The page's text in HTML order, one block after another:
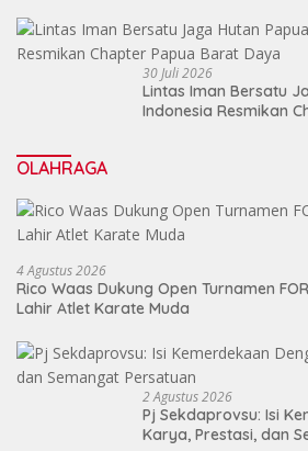
30 Juli 2026
Lintas Iman Bersatu
Indonesia Resmikan
OLAHRAGA
4 Agustus 2026
Rico Waas Dukung Open Turnamen
Lahir Atlet Karate Muda
2 Agustus 2026
Pj Sekdaprovsu: Isi
Karya, Prestasi, dan